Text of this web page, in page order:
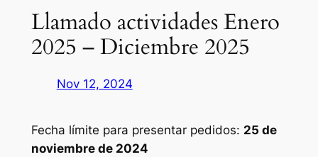
Llamado actividades Enero
2025 – Diciembre 2025
Nov 12, 2024
Fecha límite para presentar pedidos: 25 de
noviembre de 2024